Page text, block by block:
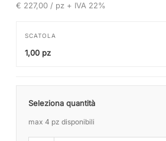
€ 227,00 / pz + IVA 22%
SCATOLA
1,00 pz
Seleziona quantità
max 4 pz disponibili